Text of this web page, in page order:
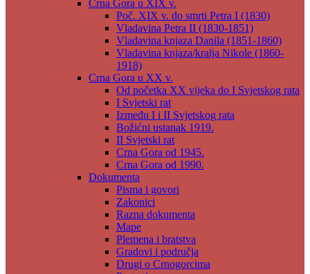
Crna Gora u XIX v.
Poč. XIX v. do smrti Petra I (1830)
Vladavina Petra II (1830-1851)
Vladavina knjaza Danila (1851-1860)
Vladavina knjaza/kralja Nikole (1860-
1918)
Crna Gora u XX v.
Od početka XX vijeka do I Svjetskog rata
I Svjetski rat
Između I i II Svjetskog rata
Božićni ustanak 1919.
II Svjetski rat
Crna Gora od 1945.
Crna Gora od 1990.
Dokumenta
Pisma i govori
Zakonici
Razna dokumenta
Mape
Plemena i bratstva
Gradovi i područja
Drugi o Crnogorcima